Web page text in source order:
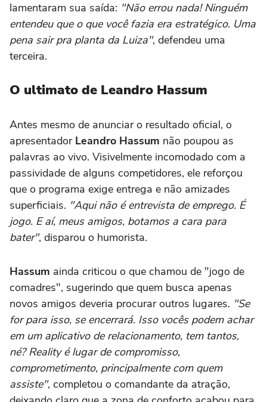
lamentaram sua saída: "Não errou nada! Ninguém
entendeu que o que você fazia era estratégico. Uma
pena sair pra planta da Luiza", defendeu uma
terceira.
O ultimato de Leandro Hassum
Antes mesmo de anunciar o resultado oficial, o
apresentador Leandro Hassum não poupou as
palavras ao vivo. Visivelmente incomodado com a
passividade de alguns competidores, ele reforçou
que o programa exige entrega e não amizades
superficiais. "Aqui não é entrevista de emprego. É
jogo. E aí, meus amigos, botamos a cara para
bater", disparou o humorista.
Hassum ainda criticou o que chamou de "jogo de
comadres", sugerindo que quem busca apenas
novos amigos deveria procurar outros lugares. "Se
for para isso, se encerrará. Isso vocês podem achar
em um aplicativo de relacionamento, tem tantos,
né? Reality é lugar de compromisso,
comprometimento, principalmente com quem
assiste", completou o comandante da atração,